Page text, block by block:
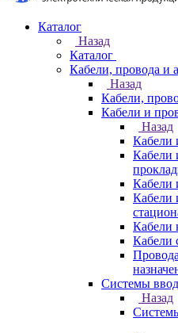
Каталог
Назад
Каталог
Кабели, провода и
Назад
Кабели,
Кабели и
Назад
Кабели
Кабели
Кабели
Кабели
Кабели
Кабели
Системы
Назад